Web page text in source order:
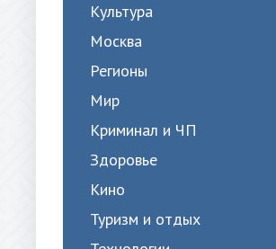
Культура
Москва
Регионы
Мир
Криминал и ЧП
Здоровье
Кино
Туризм и отдых